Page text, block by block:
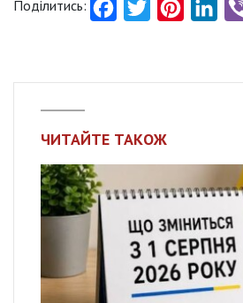
Поділитись: FacebookTwitter Pinterest
ЧИТАЙТЕ ТАКОЖ